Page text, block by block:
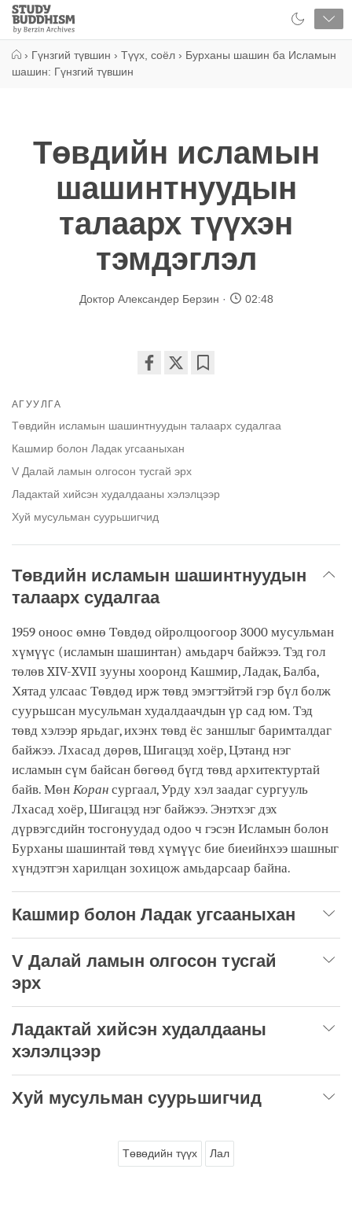
Close
Study
Buddhism
› Гүнзгий түвшин › Түүх, соёл › Бурханы шашин ба Исламын
шашин: Гүнзгий түвшин
Төвдийн исламын
шашинтнуудын
талаарх түүхэн
тэмдэглэл
Доктор Александер Берзин 02:48
АГУУЛГА
Төвдийн исламын шашинтнуудын талаарх судалгаа
Кашмир болон Ладак угсааныхан
V Далай ламын олгосон тусгай эрх
Ладактай хийсэн худалдааны хэлэлцээр
Хуй мусульман суурьшигчид
Төвдийн исламын шашинтнуудын
талаарх судалгаа
1959 оноос өмнө Төвдөд ойролцоогоор 3000 мусульман
хүмүүс (исламын шашинтан) амьдарч байжээ. Тэд гол
төлөв XIV-XVII зууны хооронд Кашмир, Ладак, Балба,
Хятад улсаас Төвдөд ирж төвд эмэгтэйтэй гэр бүл болж
суурьшсан мусульман худалдаачдын үр сад юм. Тэд
төвд хэлээр ярьдаг, ихэнх төвд ёс заншлыг баримталдаг
байжээ. Лхасад дөрөв, Шигацэд хоёр, Цэтанд нэг
исламын сүм байсан бөгөөд бүгд төвд архитектуртай
байв. Мөн Коран сургаал, Урду хэл заадаг сургууль
Лхасад хоёр, Шигацэд нэг байжээ. Энэтхэг дэх
дүрвэгсдийн тосгонуудад одоо ч гэсэн Исламын болон
Бурханы шашинтай төвд хүмүүс бие биеийнхээ шашныг
хүндэтгэн харилцан зохицож амьдарсаар байна.
Кашмир болон Ладак угсааныхан
V Далай ламын олгосон тусгай
эрх
Ладактай хийсэн худалдааны
хэлэлцээр
Хуй мусульман суурьшигчид
Төвөдийн түүх Лал